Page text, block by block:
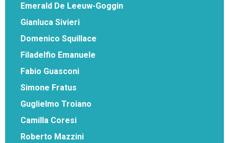
Emerald De Leeuw-Goggin
Gianluca Sivieri
Domenico Squillace
Filadelfio Emanuele
Fabio Guasconi
Simone Fratus
Guglielmo Troiano
Camilla Coresi
Roberto Mazzini